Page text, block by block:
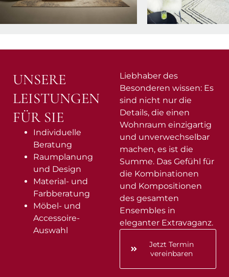
UNSERE
LEISTUNGEN
FÜR SIE
Individuelle
Beratung
Raumplanung
und Design
Material- und
Farbberatung
Möbel- und
Accessoire-
Auswahl
Liebhaber des
Besonderen wissen: Es
sind nicht nur die
Details, die einen
Wohnraum einzigartig
und unverwechselbar
machen, es ist die
Summe. Das Gefühl für
die Kombinationen
und Kompositionen
des gesamten
Ensembles in
eleganter Extravaganz.
Jetzt Termin
vereinbaren